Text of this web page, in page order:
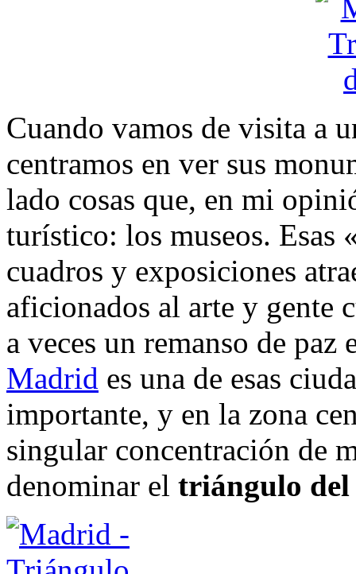
Cuando vamos de visita a
centramos en ver sus
lado cosas que, en mi
turístico: los museos. Esas
cuadros y exposiciones
aficionados al arte y gente
a veces un remanso de
Madrid es una de esas
importante, y en la zona
singular concentración de
denominar el triángulo del